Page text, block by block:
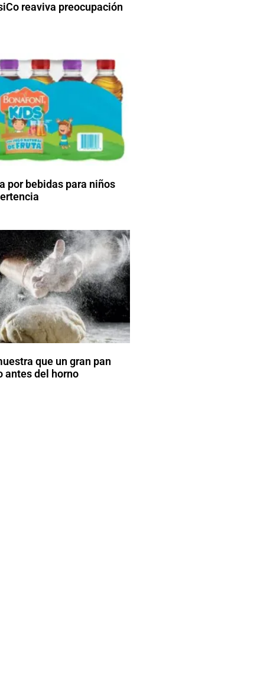
reaviva preocupación
por bebidas para niños
que un gran pan
antes del horno